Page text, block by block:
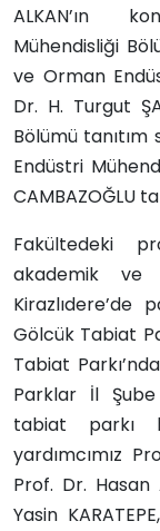
ALKAN’ın
Mühendisliği
ve Orman
Dr. H. Turgut
Bölümü tanıtım
Endüstri
CAMBAZOĞLU
Fakültedeki
akademik ve
Kirazlıdere’de
Gölcük Tabiat
Tabiat
Parklar İl Şube
tabiat parkı
yardımcımız
Prof. Dr. Hasan
Yasin